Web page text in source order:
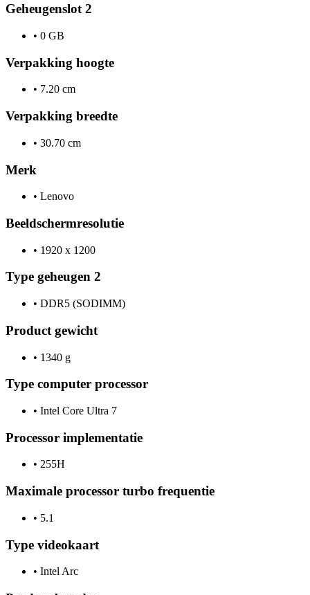
Geheugenslot 2
• 0 GB
Verpakking hoogte
• 7.20 cm
Verpakking breedte
• 30.70 cm
Merk
• Lenovo
Beeldschermresolutie
• 1920 x 1200
Type geheugen 2
• DDR5 (SODIMM)
Product gewicht
• 1340 g
Type computer processor
• Intel Core Ultra 7
Processor implementatie
• 255H
Maximale processor turbo frequentie
• 5.1
Type videokaart
• Intel Arc